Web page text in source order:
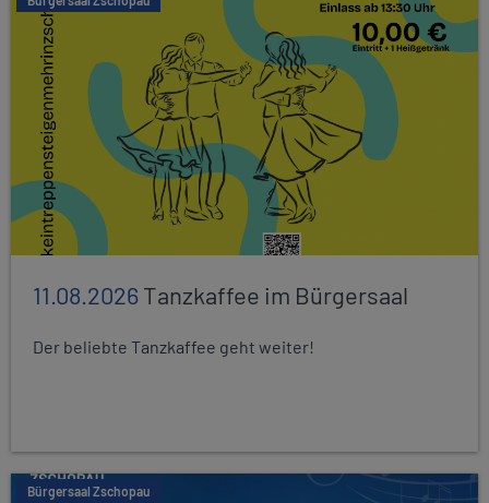
11.08.2026Tanzkaffee im Bürgersaal
Der beliebte Tanzkaffee geht weiter!
Bürgersaal Zschopau